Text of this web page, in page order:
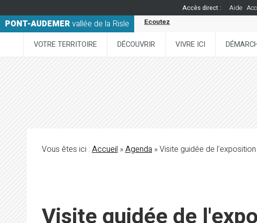
Accès direct : Aide
PONT-AUDEMERvallée de la Risle Ecoutez
VOTRE TERRITOIRE DÉCOUVRIR VIVRE ICI
Vous êtes ici :Accueil»Agenda» Visite guidée de